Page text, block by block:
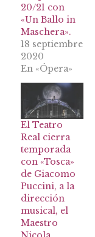
20/21 con
«Un Ballo in
Maschera».
18 septiembre
2020
En «Ópera»
El Teatro
Real cierra
temporada
con «Tosca»
de Giacomo
Puccini, a la
dirección
musical, el
Maestro